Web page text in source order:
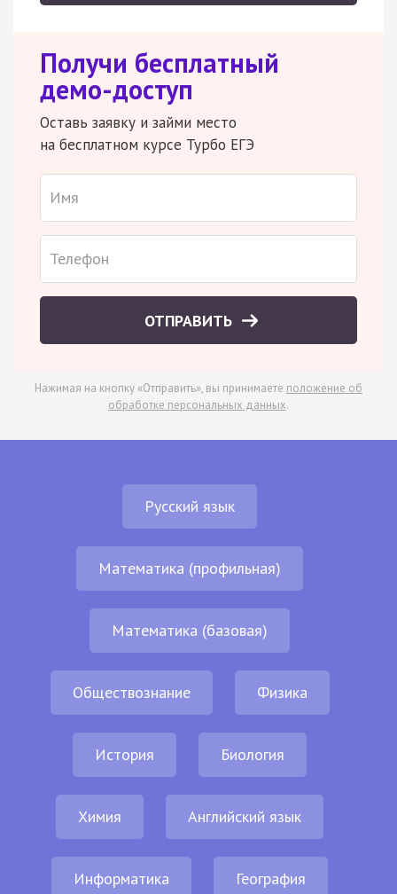
Получи бесплатный
демо-доступ
Оставь заявку и займи место
на бесплатном курсе Турбо ЕГЭ
ОТПРАВИТЬ
Нажимая на кнопку «Отправить», вы принимаете положение об
обработке персональных данных.
Русский язык
Математика (профильная)
Математика (базовая)
Обществознание Физика
История Биология
Химия Английский язык
Информатика География